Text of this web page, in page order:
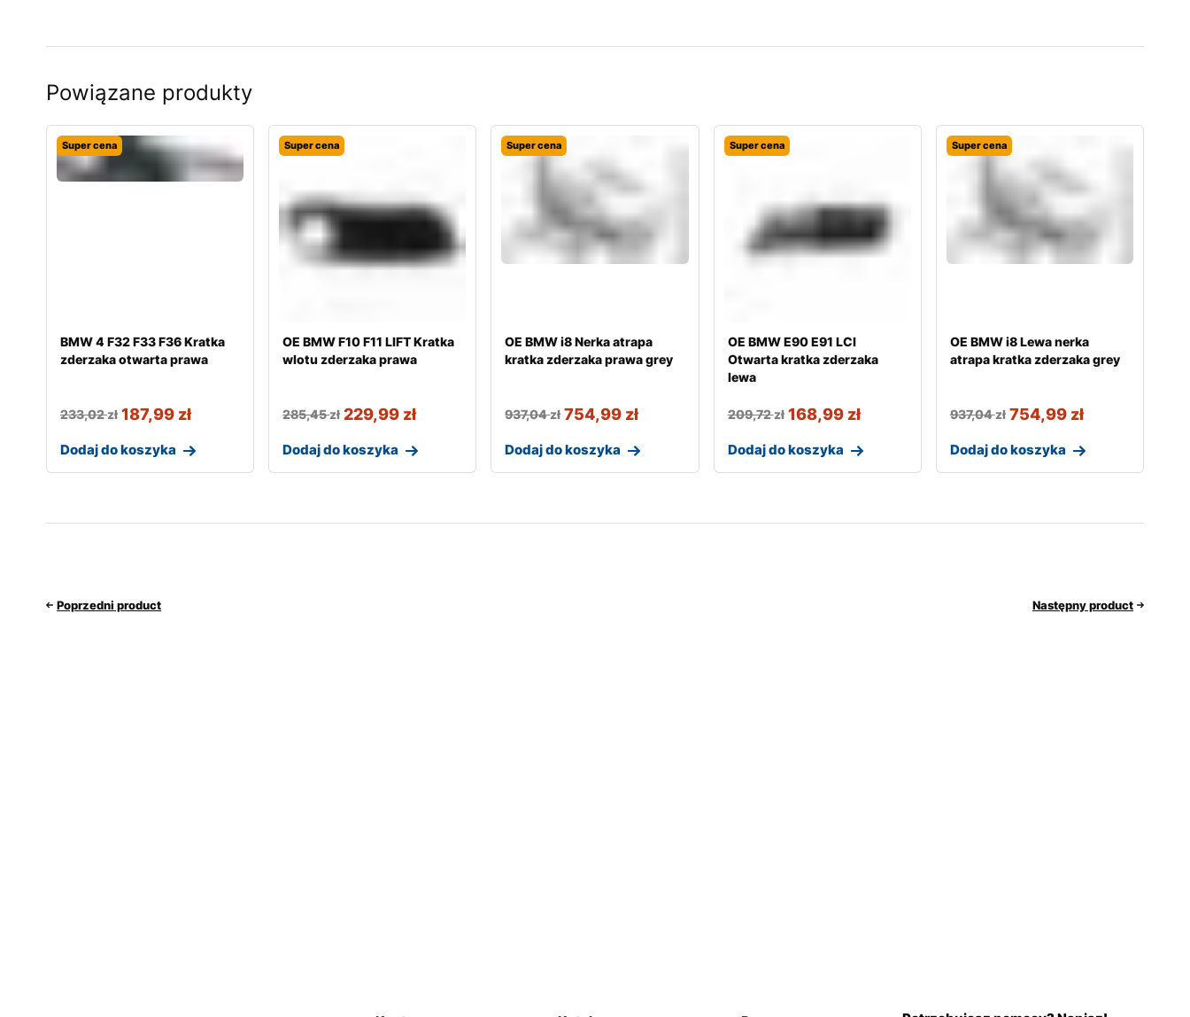
Powiązane produkty
Super cena
BMW 4 F32 F33 F36 Kratka
zderzaka otwarta prawa
233,02zł 187,99 zł
Dodaj do koszyka
Super cena
OE BMW F10 F11 LIFT Kratka
wlotu zderzaka prawa
285,45zł 229,99 zł
Dodaj do koszyka
Super cena
OE BMW i8 Nerka atrapa
kratka zderzaka prawa grey
937,04zł 754,99 zł
Dodaj do koszyka
Super cena
OE BMW E90 E91 LCI
Otwarta kratka zderzaka
lewa
209,72zł 168,99 zł
Dodaj do koszyka
Super cena
OE BMW i8 Lewa nerka
atrapa kratka zderzaka grey
937,04zł 754,99 zł
Dodaj do koszyka
Poprzedni product Następny product